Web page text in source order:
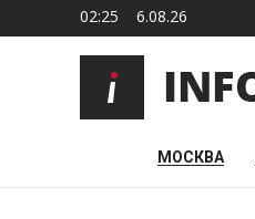
02:25 6.08.26
МОСКВА